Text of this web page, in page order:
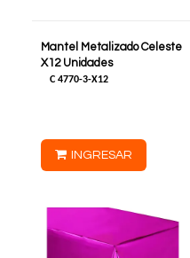
Mantel Metalizado Celeste
X12 Unidades
C 4770-3-X12
INGRESAR